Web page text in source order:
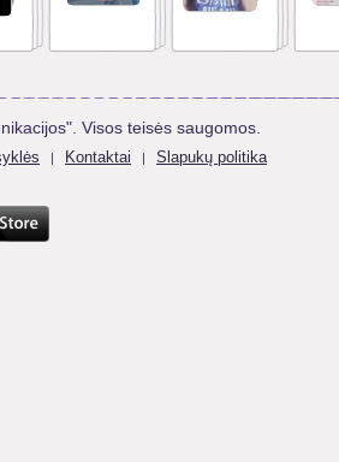
Visos teisės saugomos.
| Kontaktai | Slapukų politika